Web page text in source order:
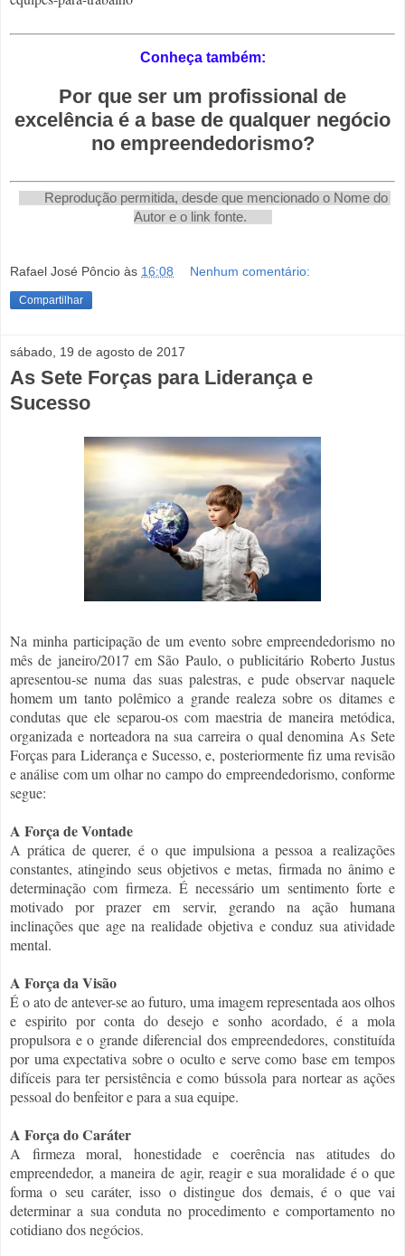
Conheça também:
Por que ser um profissional de
excelência é a base de qualquer negócio
no empreendedorismo?
Reprodução permitida, desde que mencionado o Nome do
Autor e o link fonte.
Rafael José Pôncio às 16:08 Nenhum comentário:
Compartilhar
sábado, 19 de agosto de 2017
As Sete Forças para Liderança e
Sucesso
Na minha participação de um evento sobre empreendedorismo no
mês de janeiro/2017 em São Paulo, o publicitário Roberto Justus
apresentou-se numa das suas palestras, e pude observar naquele
homem um tanto polêmico a grande realeza sobre os ditames e
condutas que ele separou-os com maestria de maneira metódica,
organizada e norteadora na sua carreira o qual denomina As Sete
Forças para Liderança e Sucesso, e, posteriormente fiz uma revisão
e análise com um olhar no campo do empreendedorismo, conforme
segue:
A Força de Vontade
A prática de querer, é o que impulsiona a pessoa a realizações
constantes, atingindo seus objetivos e metas, firmada no ânimo e
determinação com firmeza. É necessário um sentimento forte e
motivado por prazer em servir, gerando na ação humana
inclinações que age na realidade objetiva e conduz sua atividade
mental.
A Força da Visão
É o ato de antever-se ao futuro, uma imagem representada aos olhos
e espirito por conta do desejo e sonho acordado, é a mola
propulsora e o grande diferencial dos empreendedores, constituída
por uma expectativa sobre o oculto e serve como base em tempos
difíceis para ter persistência e como bússola para nortear as ações
pessoal do benfeitor e para a sua equipe.
A Força do Caráter
A firmeza moral, honestidade e coerência nas atitudes do
empreendedor, a maneira de agir, reagir e sua moralidade é o que
forma o seu caráter, isso o distingue dos demais, é o que vai
determinar a sua conduta no procedimento e comportamento no
cotidiano dos negócios.